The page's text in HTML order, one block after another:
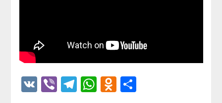
VKViberTelegram
WhatsApp
Odnoklassniki
Отправить